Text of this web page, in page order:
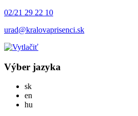
02/21 29 22 10
urad@kralovaprisenci.sk
Výber jazyka
skSlovensky
en
hu